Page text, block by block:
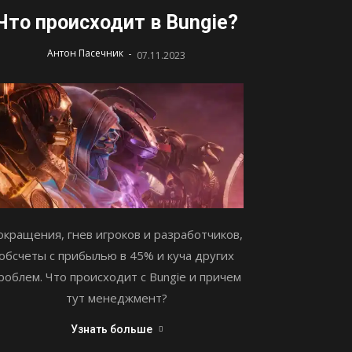
происходит в Bungie?
Антон Пасечник - 07.11.2023
гнев игроков и разработчиков,
с прибылью в 45% и куча других
Что происходит с Bungie и причем
тут менеджмент?
Узнать больше